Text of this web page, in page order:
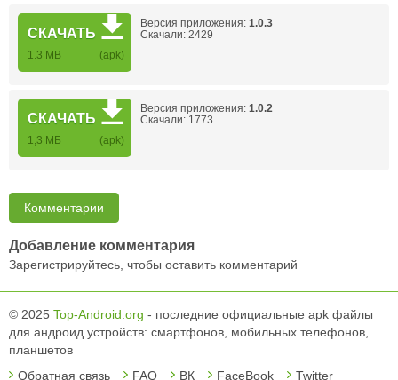
СКАЧАТЬ
1.3 MB (apk)
Версия приложения: 1.0.3
Скачали: 2429
СКАЧАТЬ
1,3 MБ (apk)
Версия приложения: 1.0.2
Скачали: 1773
Комментарии
Добавление комментария
Зарегистрируйтесь, чтобы оставить комментарий
© 2025 Top-Android.org - последние официальные apk файлы
для андроид устройств: смартфонов, мобильных телефонов,
планшетов
Обратная связь
FAQ ВК FaceBook Twitter